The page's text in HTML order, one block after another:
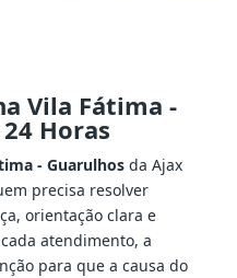
Vila Fátima -
Horas
- Guarulhosda Ajax
precisa resolver
orientação clara e
atendimento, a
para que a causa do